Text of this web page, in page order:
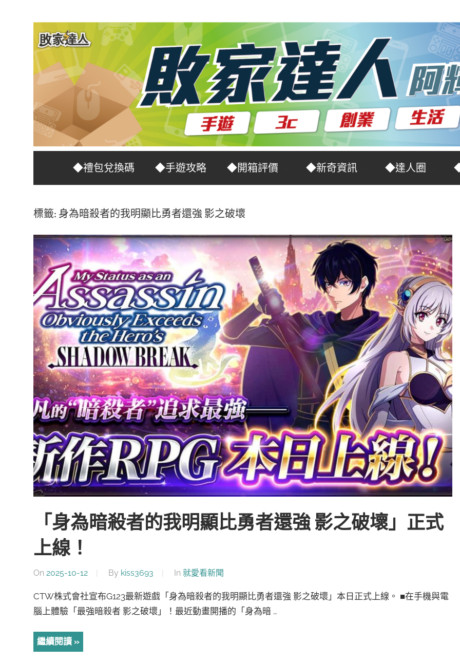
家
達
人
推
薦
No.1
戲
科
技
自
媒
體。
◆禮包兌換碼 ◆手遊攻略 ◆開箱評價 ◆新奇資訊 ◆達人圈
標籤: 身為暗殺者的我明顯比勇者還強 影之破壞
「身為暗殺者的我明顯比勇者還強 影之破壞」正式
上線！
On 2025-10-12 By kiss3693 In 就愛看新聞
CTW株式會社宣布G123最新遊戲「身為暗殺者的我明顯比勇者還強 影之破壞」本日正式上線。 ■在手機與電
腦上體驗「最強暗殺者 影之破壞」！最近動畫開播的「身為暗 …
繼續閱讀